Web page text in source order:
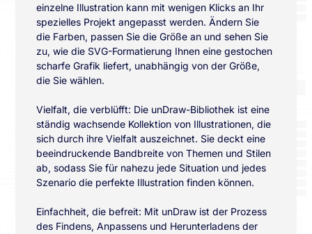
einzelne Illustration kann mit wenigen Klicks an Ihr
spezielles Projekt angepasst werden. Ändern Sie
die Farben, passen Sie die Größe an und sehen Sie
zu, wie die SVG-Formatierung Ihnen eine gestochen
scharfe Grafik liefert, unabhängig von der Größe,
die Sie wählen.
Vielfalt, die verblüfft: Die unDraw-Bibliothek ist eine
ständig wachsende Kollektion von Illustrationen, die
sich durch ihre Vielfalt auszeichnet. Sie deckt eine
beeindruckende Bandbreite von Themen und Stilen
ab, sodass Sie für nahezu jede Situation und jedes
Szenario die perfekte Illustration finden können.
Einfachheit, die befreit: Mit unDraw ist der Prozess
des Findens, Anpassens und Herunterladens der